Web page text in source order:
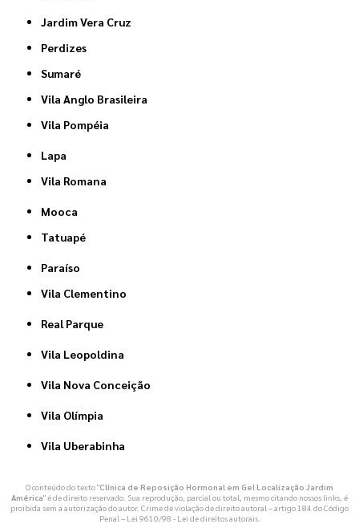
Jardim Vera Cruz
Perdizes
Sumaré
Vila Anglo Brasileira
Vila Pompéia
Lapa
Vila Romana
Mooca
Tatuapé
Paraíso
Vila Clementino
Real Parque
Vila Leopoldina
Vila Nova Conceição
Vila Olímpia
Vila Uberabinha
O conteúdo do texto "Clínica de Reposição Hormonal em Gel Localização Jardim
América" é de direito reservado. Sua reprodução, parcial ou total, mesmo citando nossos links, é
proibida sem a autorização do autor. Crime de violação de direito autoral – artigo 184 do Código
Penal – Lei 9610/98 - Lei de direitos autorais.